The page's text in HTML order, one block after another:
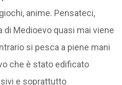
anime. Pensateci,
di Medioevo quasi mai viene
si pesca a piene mani
che è stato edificato
e soprattutto